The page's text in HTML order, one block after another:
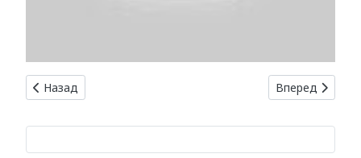
Предыдущий: Сорта яблонь: от классических до
Назад Следующий:
Вперед